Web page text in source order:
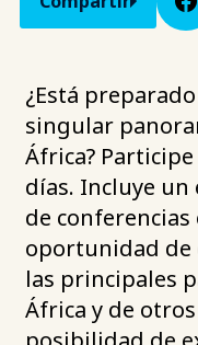
¿Está
singular
África?
días. Incluye
de conferencias
oportunidad de
las principales
África y de